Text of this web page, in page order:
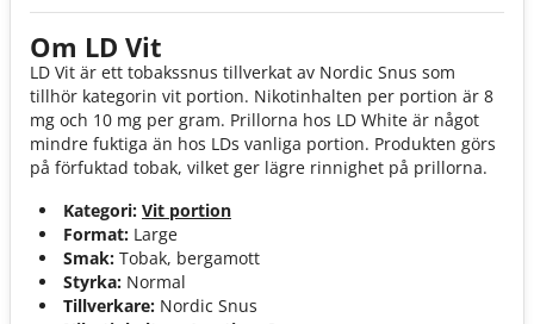
Om LD Vit
LD Vit är ett tobakssnus tillverkat av Nordic Snus som
tillhör kategorin vit portion. Nikotinhalten per portion är 8
mg och 10 mg per gram. Prillorna hos LD White är något
mindre fuktiga än hos LDs vanliga portion. Produkten görs
på förfuktad tobak, vilket ger lägre rinnighet på prillorna.
Kategori: Vit portion
Format: Large
Smak: Tobak, bergamott
Styrka: Normal
Tillverkare: Nordic Snus